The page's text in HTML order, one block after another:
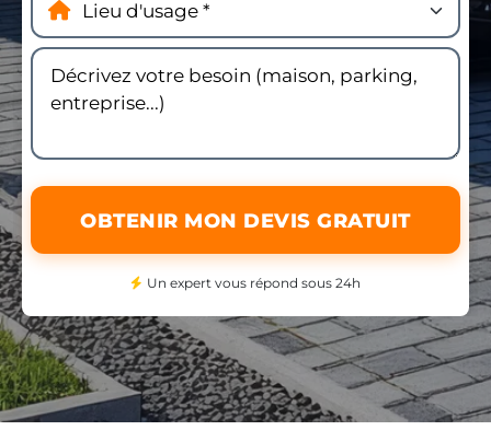
OBTENIR MON DEVIS GRATUIT
Un expert vous répond sous 24h